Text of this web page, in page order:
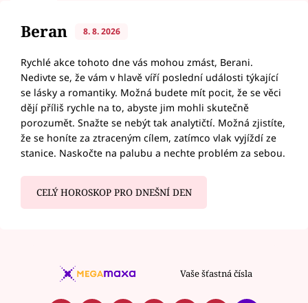
Beran 8. 8. 2026
Rychlé akce tohoto dne vás mohou zmást, Berani.
Nedivte se, že vám v hlavě víří poslední události týkající
se lásky a romantiky. Možná budete mít pocit, že se věci
dějí příliš rychle na to, abyste jim mohli skutečně
porozumět. Snažte se nebýt tak analytičtí. Možná zjistíte,
že se honíte za ztraceným cílem, zatímco vlak vyjíždí ze
stanice. Naskočte na palubu a nechte problém za sebou.
CELÝ HOROSKOP PRO DNEŠNÍ DEN
Vaše šťastná čísla